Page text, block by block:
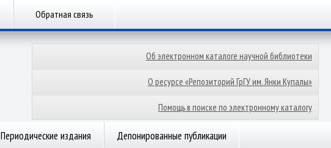
Обратная связь
Об электронном каталоге научной библиотеки
О ресурсе «Репозиторий ГрГУ им. Янки Купалы»
Помощь в поиске по электронному каталогу
Периодические издания Депонированные публикации